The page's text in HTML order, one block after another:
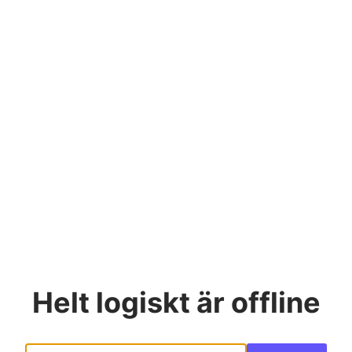
Helt logiskt är offline